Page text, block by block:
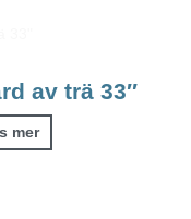
av trä 33″
mer